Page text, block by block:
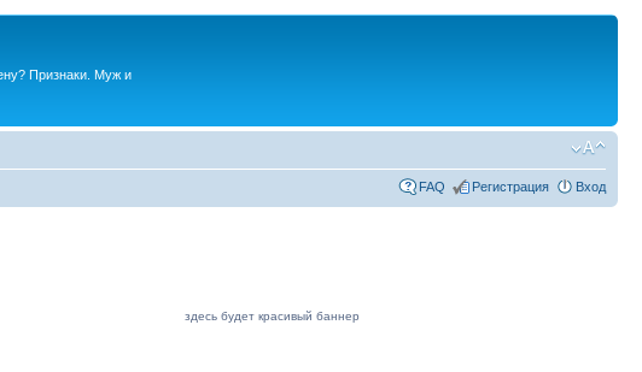
Признаки. Муж и
FAQ Регистрация Вход
здесь будет красивый баннер